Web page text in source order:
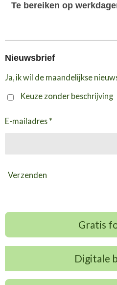
Te bereiken op
Nieuwsbrief
Ja, ik wil de maandelijkse
Keuze zonder beschrijving
E-mailadres *
Verzenden
Gratis
Digitale